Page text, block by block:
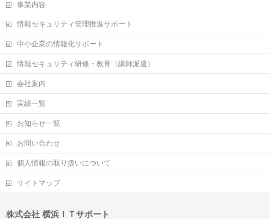
事業内容
情報セキュリティ管理推進サポート
中小企業の情報化サポート
情報セキュリティ研修・教育（講師派遣）
会社案内
実績一覧
お知らせ一覧
お問い合わせ
個人情報の取り扱いについて
サイトマップ
株式会社 横浜ＩＴサポート